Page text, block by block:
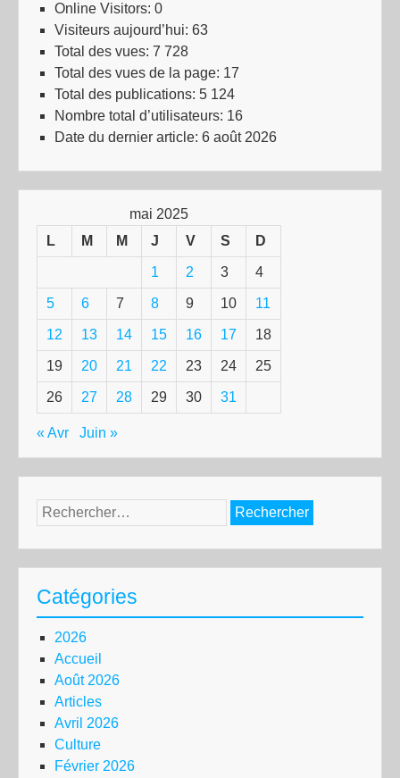
Online Visitors: 0
Visiteurs aujourd’hui: 63
Total des vues: 7 728
Total des vues de la page: 17
Total des publications: 5 124
Nombre total d’utilisateurs: 16
Date du dernier article: 6 août 2026
mai 2025
L
M M J V S D
1 2 3 4
5 6 7 8 9 10 11
12 13 14 15 16 17 18
19 20 21 22 23 24 25
26 27 28 29 30 31
« Avr Juin »
Rechercher :
Catégories
2026
Accueil
Août 2026
Articles
Avril 2026
Culture
Février 2026